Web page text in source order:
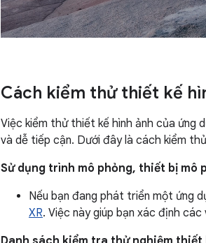
Cách kiểm thử thiết kế
Việc kiểm thử thiết kế hình ảnh của ứng
và dễ tiếp cận. Dưới đây là cách kiểm
Sử dụng trình mô phỏng, thiết bị mô
Nếu bạn đang phát triển một ứng
XR. Việc này giúp bạn xác định